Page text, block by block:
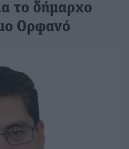
το δήμαρχο
Ορφανό